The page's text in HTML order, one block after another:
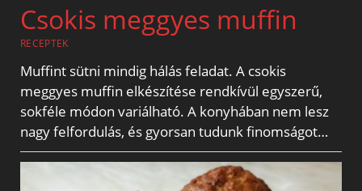
Csokis meggyes muffin
RECEPTEK
Muffint sütni mindig hálás feladat. A csokis
meggyes muffin elkészítése rendkívül egyszerű,
sokféle módon variálható. A konyhában nem lesz
nagy felfordulás, és gyorsan tudunk finomságot…